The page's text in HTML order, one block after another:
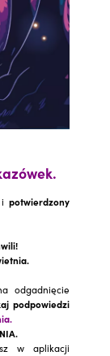
i potwierdzony
odgadnięcie
podpowiedzi
w aplikacji